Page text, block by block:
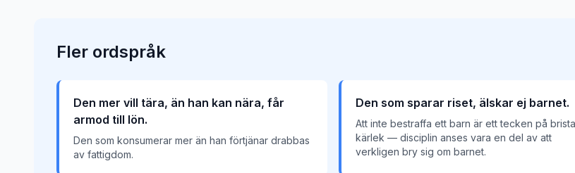
Fler ordspråk
Den mer vill tära, än han kan nära, får
armod till lön.
Den som konsumerar mer än han förtjänar drabbas
av fattigdom.
Den som sparar riset, älskar ej barnet.
Att inte bestraffa ett barn är ett tecken på
kärlek — disciplin anses vara en del av att
verkligen bry sig om barnet.